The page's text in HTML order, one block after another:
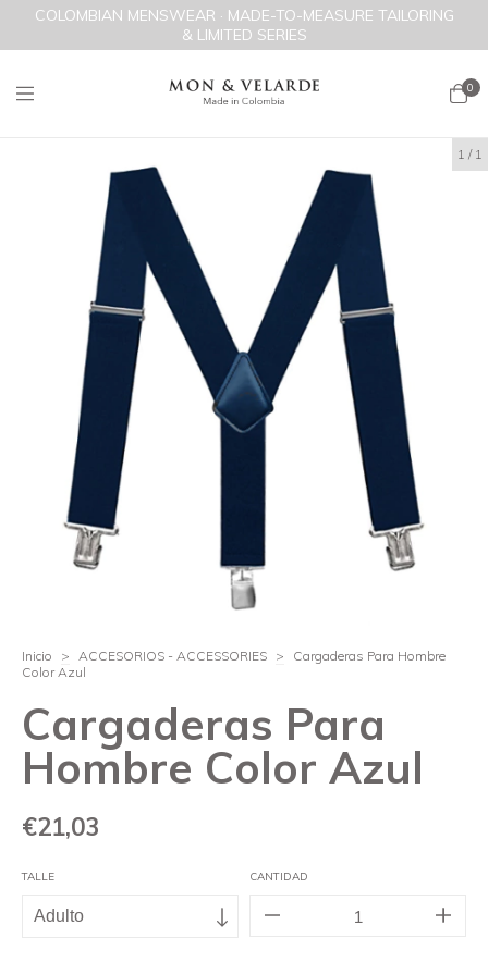
COLOMBIAN MENSWEAR · MADE-TO-MEASURE TAILORING
& LIMITED SERIES
0
1 / 1
Inicio > ACCESORIOS - ACCESSORIES >
Cargaderas Para Hombre
Color Azul
Cargaderas Para
Hombre Color Azul
€21,03
TALLE CANTIDAD